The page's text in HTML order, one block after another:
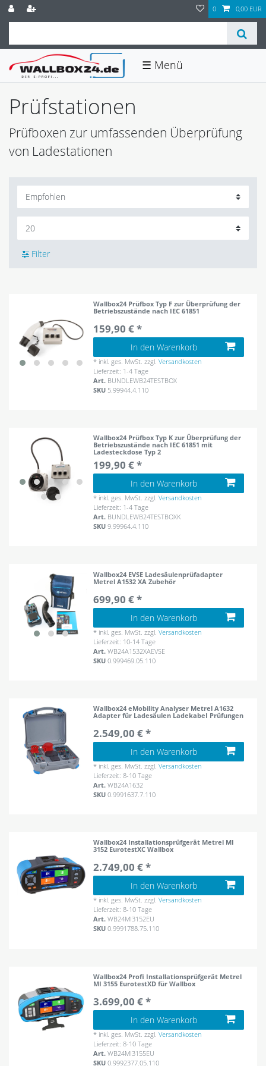
0 0,00 EUR
☰
Prüfstationen
Prüfboxen zur umfassenden Überprüfung
von Ladestationen
Filter
Wallbox24 Prüfbox Typ F zur Überprüfung der
Betriebszustände nach IEC 61851
159,90 € *
In den Warenkorb
* inkl. ges. MwSt. zzgl.Versandkosten
Lieferzeit: 1-4 Tage
Art. BUNDLEWB24TESTBOX
SKU 5.99944.4.110
Wallbox24 Prüfbox Typ K zur Überprüfung der
Betriebszustände nach IEC 61851 mit
Ladesteckdose Typ 2
199,90 € *
In den Warenkorb
* inkl. ges. MwSt. zzgl.Versandkosten
Lieferzeit: 1-4 Tage
Art. BUNDLEWB24TESTBOXK
SKU9.99964.4.110
Wallbox24 EVSE Ladesäulenprüfadapter
Metrel A1532 XA Zubehör
699,90 € *
In den Warenkorb
* inkl. ges. MwSt. zzgl.Versandkosten
Lieferzeit: 10-14 Tage
Art.WB24A1532XAEVSE
SKU0.999469.05.110
Wallbox24 eMobility Analyser Metrel A1632
Adapter für Ladesäulen LadekabeI Prüfungen
2.549,00 € *
In den Warenkorb
* inkl. ges. MwSt. zzgl.Versandkosten
Lieferzeit: 8-10 Tage
Art.WB24A1632
SKU0.9991637.7.110
Wallbox24 Installationsprüfgerät Metrel MI
3152 EurotestXC Wallbox
2.749,00 € *
In den Warenkorb
* inkl. ges. MwSt. zzgl.Versandkosten
Lieferzeit: 8-10 Tage
Art.WB24MI3152EU
SKU0.9991788.75.110
Wallbox24 Profi Installationsprüfgerät Metrel
MI 3155 EurotestXD für Wallbox
3.699,00 € *
In den Warenkorb
* inkl. ges. MwSt. zzgl.Versandkosten
Lieferzeit: 8-10 Tage
Art.WB24MI3155EU
SKU0.9992377.05.110